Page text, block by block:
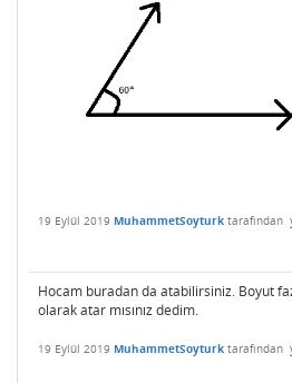
19 Eylül 2019 MuhammetSoyturk tarafından
Hocam buradan da atabilirsiniz. Boyut
olarak atar mısınız dedim.
19 Eylül 2019 MuhammetSoyturk tarafından